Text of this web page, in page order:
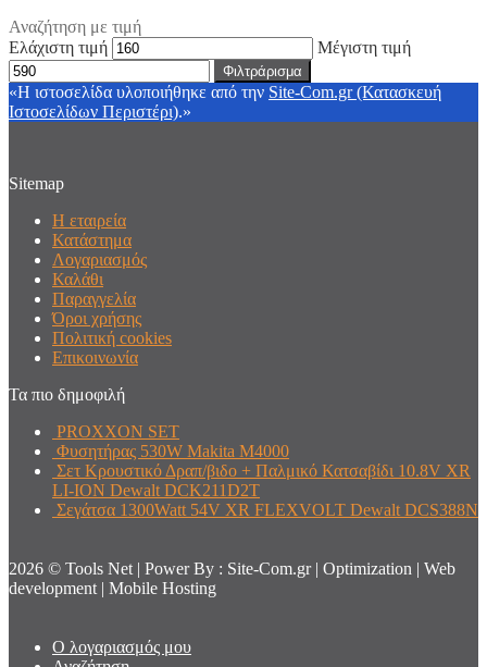
Αναζήτηση με τιμή
Ελάχιστη τιμή
Μέγιστη τιμή
Φιλτράρισμα
«Η ιστοσελίδα υλοποιήθηκε από την Site-Com.gr (Κατασκευή
Ιστοσελίδων Περιστέρι).»
Sitemap
Η εταιρεία
Κατάστημα
Λογαριασμός
Καλάθι
Παραγγελία
Όροι χρήσης
Πολιτική cookies
Επικοινωνία
Τα πιο δημοφιλή
PROXXON SET
Φυσητήρας 530W Makita M4000
Σετ Κρουστικό Δραπ/βιδο + Παλμικό Κατσαβίδι 10.8V XR
LI-ION Dewalt DCK211D2T
Σεγάτσα 1300Watt 54V XR FLEXVOLT Dewalt DCS388N
2026 © Tools Net | Power By : Site-Com.gr | Optimization | Web
development | Mobile Hosting
Ο λογαριασμός μου